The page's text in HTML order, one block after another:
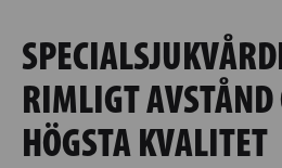
RIMLIGT AVSTÅND
HÖGSTA KVALITET